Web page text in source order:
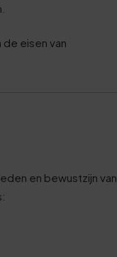
eisen van
en bewustzijn van